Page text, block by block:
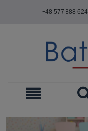
+48 577 888 624